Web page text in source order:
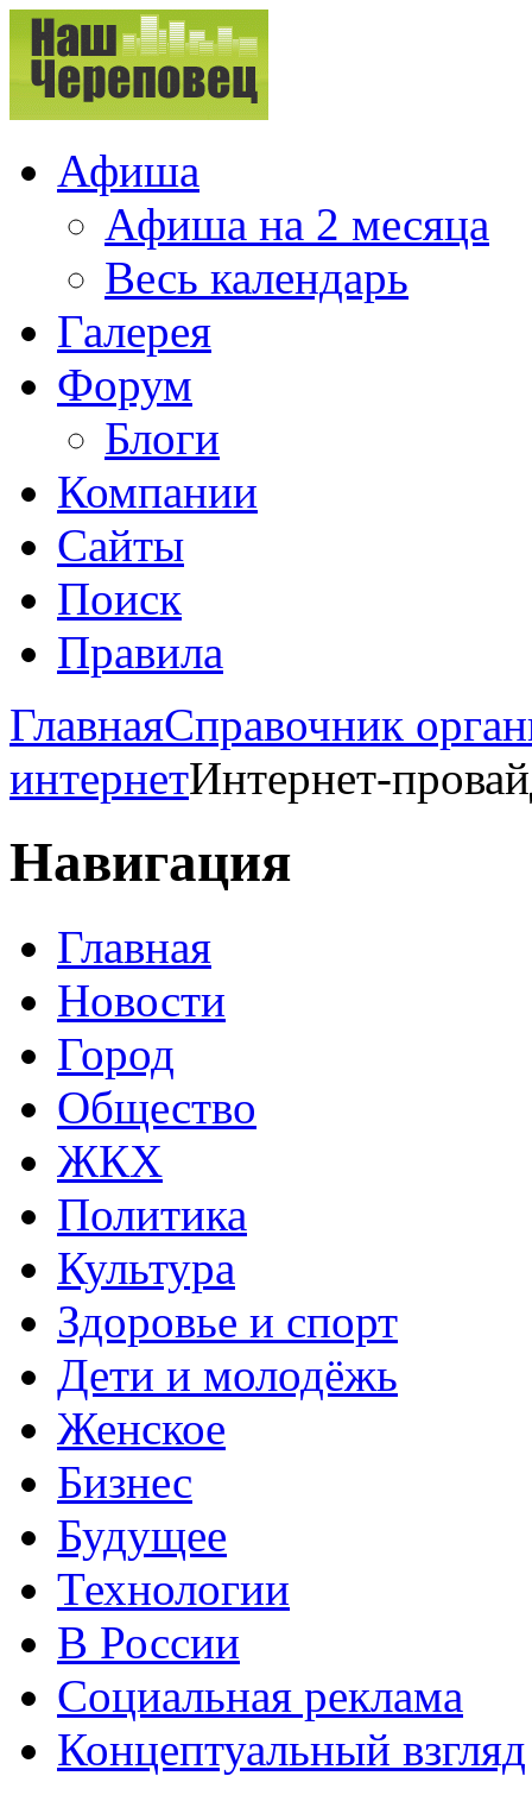
Афиша
Афиша на 2 месяца
Весь календарь
Галерея
Форум
Блоги
Компании
Сайты
Поиск
Правила
ГлавнаяСправочник
интернетИнтернет-
Навигация
Главная
Новости
Город
Общество
ЖКХ
Политика
Культура
Здоровье и спорт
Дети и молодёжь
Женское
Бизнес
Будущее
Технологии
В России
Социальная реклама
Концептуальный взгляд